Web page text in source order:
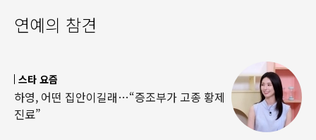
연예의 참견
스타 요즘
하영, 어떤 집안이길래…“증조부가 고종 황제
진료”